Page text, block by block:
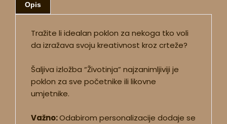
Opis
Tražite li idealan poklon za nekoga tko voli
da izražava svoju kreativnost kroz crteže?
Šaljiva izložba “Životinja” najzanimljiviji je
poklon za sve početnike ili likovne
umjetnike.
Važno:Odabirom personalizacije dodaje se